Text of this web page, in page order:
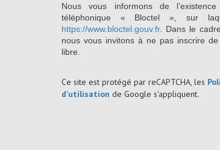
Nous vous informons de
téléphonique « Bloctel », sur
https://www.bloctel.gouv.fr. Dans le
nous vous invitons à ne pas inscrire
libre.
Ce site est protégé par reCAPTCHA, les
d'utilisation de Google s'appliquent.